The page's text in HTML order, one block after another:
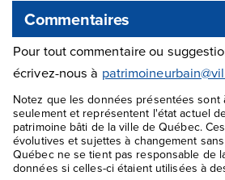
Commentaires
Pour tout commentaire ou
écrivez-nous à
Notez que les données présentées sont
seulement et représentent l'état actuel
patrimoine bâti de la ville de Québec.
évolutives et sujettes à changement
Québec ne se tient pas responsable de
données si celles-ci étaient utilisées à